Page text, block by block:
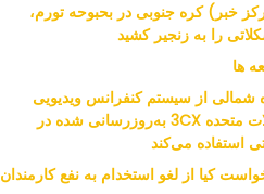
خبر) کره جنوبی در بحبوحه تورم،
را به زنجیر کشید
ها
شمالی از سیستم کنفرانس ویدیویی
ایالات متحده 3CX به‌روزرسانی شده در
استفاده می‌کند
کیا از لغو استخدام به نفع کارمندان